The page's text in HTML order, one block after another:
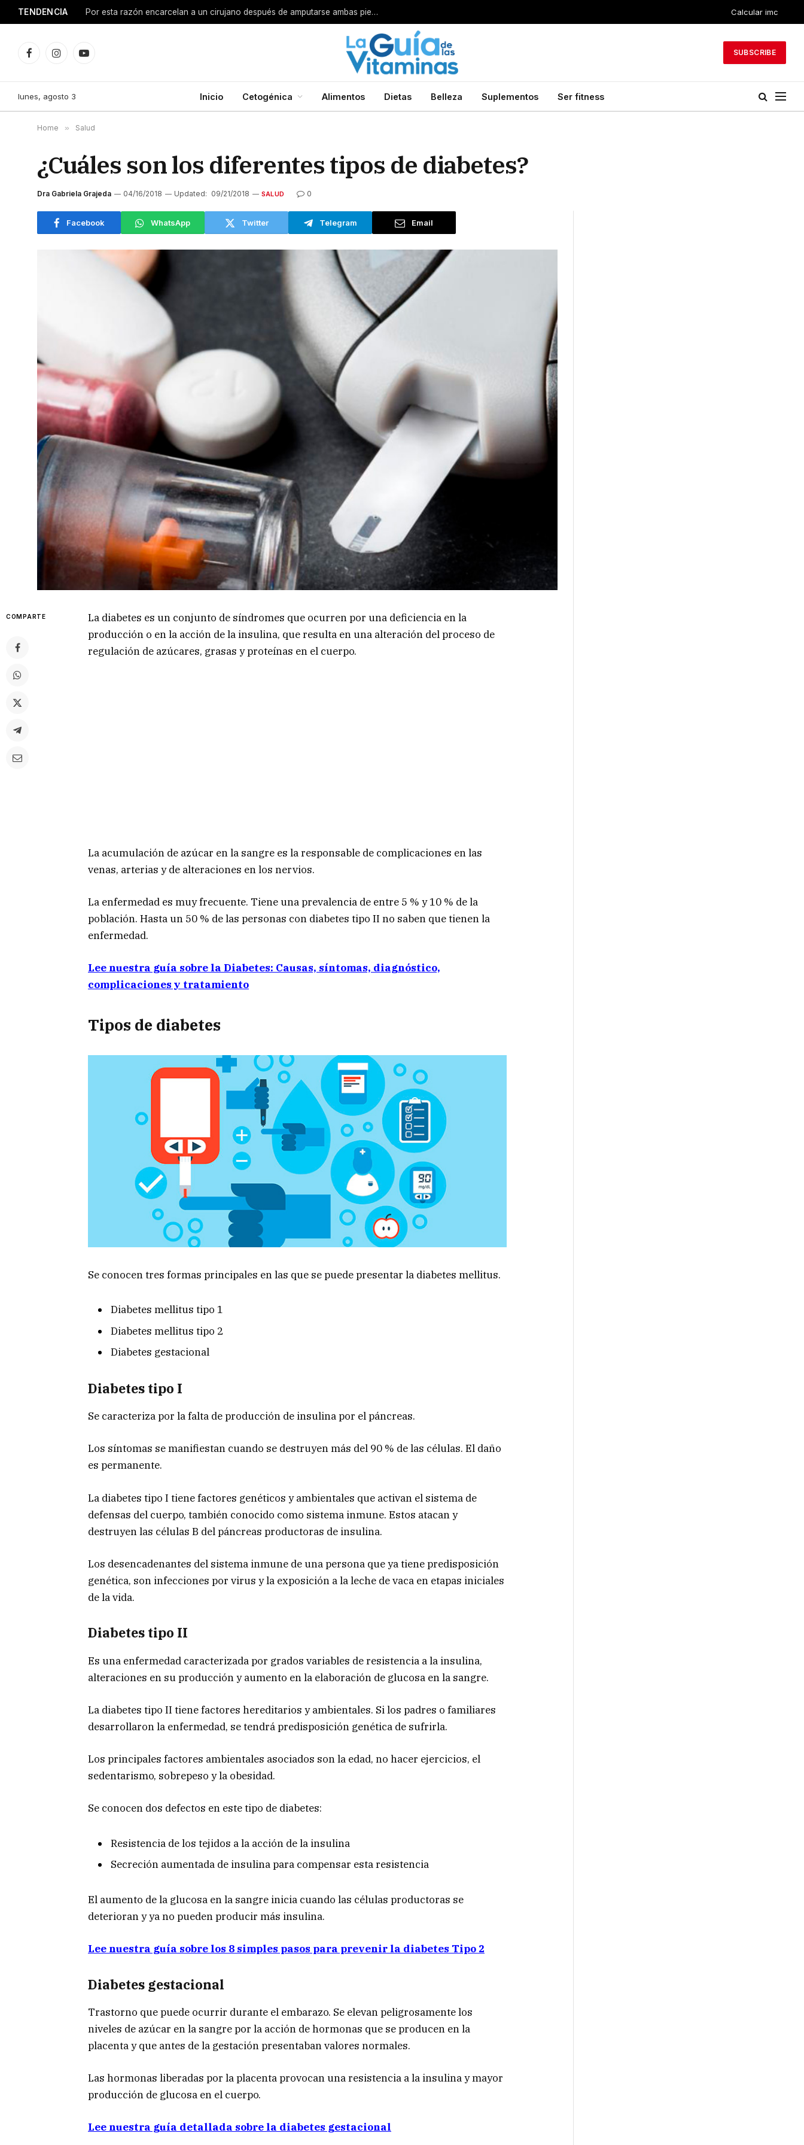
TENDENCIA Por esta razón encarcelan a un cirujano después de amputarse ambas piernas Calcular imc
FacebookInstagramYouTube
SUBSCRIBE
lunes, agosto 3 Inicio Cetogénica Alimentos Dietas Belleza Suplementos Ser fitness
Home » Salud
¿Cuáles son los diferentes tipos de diabetes?
Dra Gabriela Grajeda 04/16/2018 Updated: 09/21/2018 SALUD 0
Facebook WhatsApp Twitter Telegram Email
COMPARTE
La diabetes es un conjunto de síndromes que ocurren por una deficiencia en la
producción o en la acción de la insulina, que resulta en una alteración del proceso de
regulación de azúcares, grasas y proteínas en el cuerpo.
La acumulación de azúcar en la sangre es la responsable de complicaciones en las
venas, arterias y de alteraciones en los nervios.
La enfermedad es muy frecuente. Tiene una prevalencia de entre 5 % y 10 % de la
población. Hasta un 50 % de las personas con diabetes tipo II no saben que tienen la
enfermedad.
Lee nuestra guía sobre la Diabetes: Causas, síntomas, diagnóstico,
complicaciones y tratamiento
Tipos de diabetes
Se conocen tres formas principales en las que se puede presentar la diabetes mellitus.
Diabetes mellitus tipo 1
Diabetes mellitus tipo 2
Diabetes gestacional
Diabetes tipo I
Se caracteriza por la falta de producción de insulina por el páncreas.
Los síntomas se manifiestan cuando se destruyen más del 90 % de las células. El daño
es permanente.
La diabetes tipo I tiene factores genéticos y ambientales que activan el sistema de
defensas del cuerpo, también conocido como sistema inmune. Estos atacan y
destruyen las células B del páncreas productoras de insulina.
Los desencadenantes del sistema inmune de una persona que ya tiene predisposición
genética, son infecciones por virus y la exposición a la leche de vaca en etapas iniciales
de la vida.
Diabetes tipo II
Es una enfermedad caracterizada por grados variables de resistencia a la insulina,
alteraciones en su producción y aumento en la elaboración de glucosa en la sangre.
La diabetes tipo II tiene factores hereditarios y ambientales. Si los padres o familiares
desarrollaron la enfermedad, se tendrá predisposición genética de sufrirla.
Los principales factores ambientales asociados son la edad, no hacer ejercicios, el
sedentarismo, sobrepeso y la obesidad.
Se conocen dos defectos en este tipo de diabetes:
Resistencia de los tejidos a la acción de la insulina
Secreción aumentada de insulina para compensar esta resistencia
El aumento de la glucosa en la sangre inicia cuando las células productoras se
deterioran y ya no pueden producir más insulina.
Lee nuestra guía sobre los 8 simples pasos para prevenir la diabetes Tipo 2
Diabetes gestacional
Trastorno que puede ocurrir durante el embarazo. Se elevan peligrosamente los
niveles de azúcar en la sangre por la acción de hormonas que se producen en la
placenta y que antes de la gestación presentaban valores normales.
Las hormonas liberadas por la placenta provocan una resistencia a la insulina y mayor
producción de glucosa en el cuerpo.
Lee nuestra guía detallada sobre la diabetes gestacional